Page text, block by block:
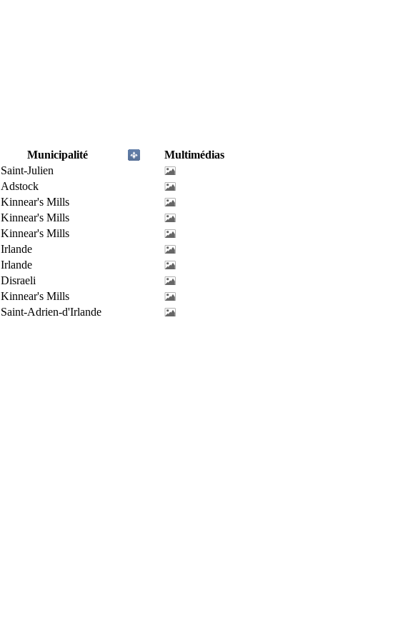
Municipalité
Multimédias
Saint-Julien
Adstock
Kinnear's Mills
Kinnear's Mills
Kinnear's Mills
Irlande
Irlande
Disraeli
Kinnear's Mills
Saint-Adrien-d'Irlande